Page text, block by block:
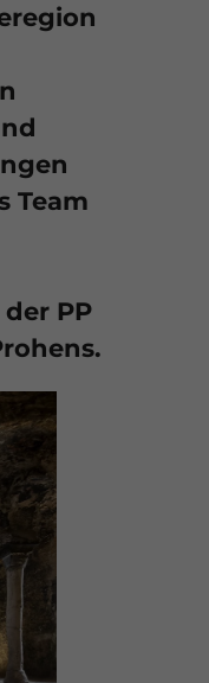
Team
PP